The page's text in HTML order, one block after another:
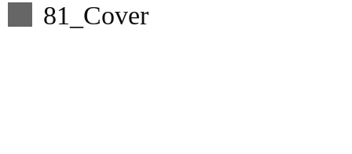
81_Cover